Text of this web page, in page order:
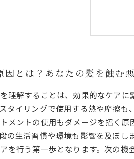
ダ
因とは？あなたの髪を蝕む
理解することは、効果的なケア
タイリングで使用する熱や摩擦
メントの使用もダメージを招く
の生活習慣や環境も影響を及ぼ
を行う第一歩となります。次の機